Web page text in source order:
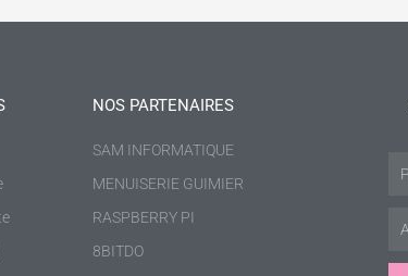
NOS PARTENAIRES
SAM INFORMATIQUE
MENUISERIE GUIMIER
RASPBERRY PI
8BITDO